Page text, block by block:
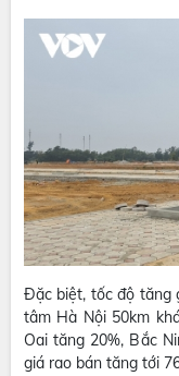
Đặc biệt, tốc độ tăng
tâm Hà Nội 50km
Oai tăng 20%, Bắc
giá rao bán tăng tới